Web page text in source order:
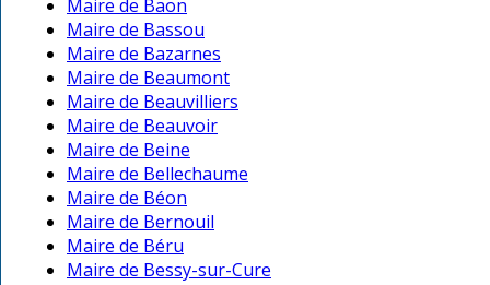
Maire de Baon
Maire de Bassou
Maire de Bazarnes
Maire de Beaumont
Maire de Beauvilliers
Maire de Beauvoir
Maire de Beine
Maire de Bellechaume
Maire de Béon
Maire de Bernouil
Maire de Béru
Maire de Bessy-sur-Cure